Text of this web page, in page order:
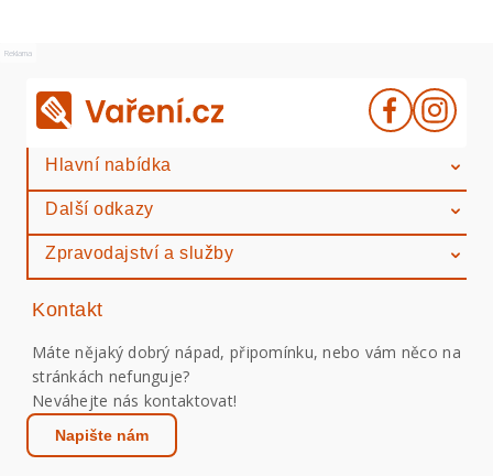
Reklama
Hlavní nabídka
Další odkazy
Zpravodajství a služby
Kontakt
Máte nějaký dobrý nápad, připomínku, nebo vám něco na
stránkách nefunguje?
Neváhejte nás kontaktovat!
Napište nám